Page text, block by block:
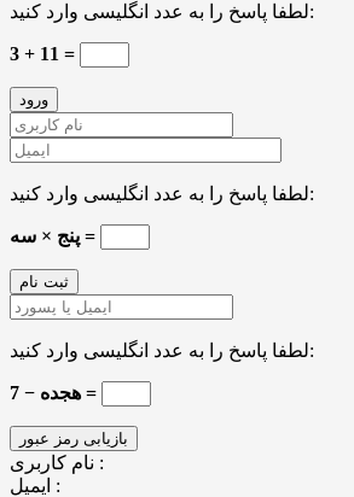
لطفا پاسخ را به عدد انگلیسی وارد کنید:
3 + 11 =
لطفا پاسخ را به عدد انگلیسی وارد کنید:
پنج × سه =
لطفا پاسخ را به عدد انگلیسی وارد کنید:
هجده − 7 =
نام کاربری :
ایمیل :